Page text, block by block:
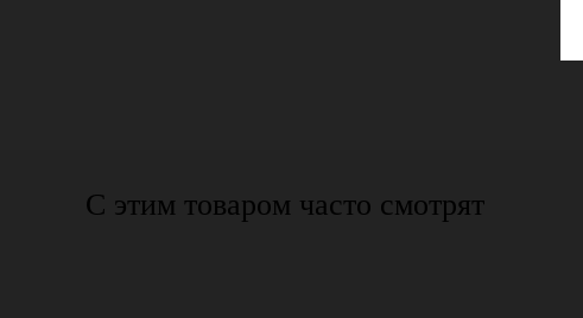
С этим товаром часто смотрят